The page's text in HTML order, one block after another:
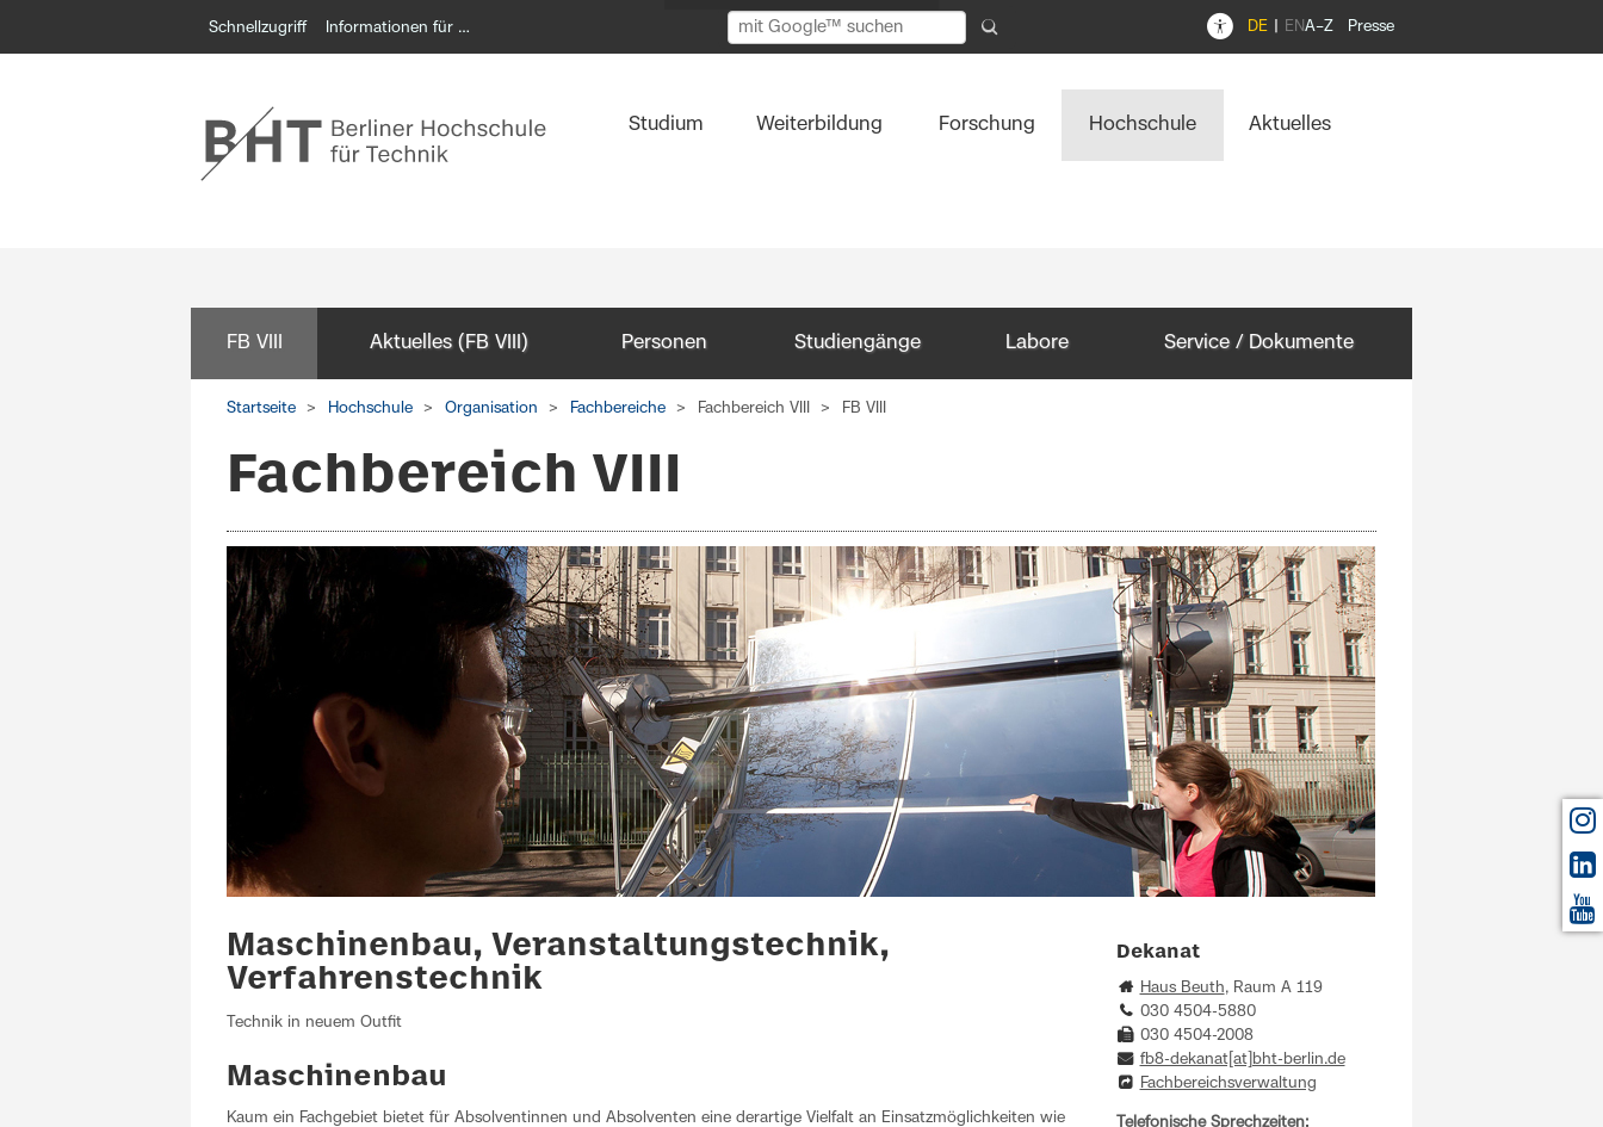
Schnellzugriff Informationen für … A–Z Presse
DE EN
Studium Weiterbildung Forschung Hochschule Aktuelles
FB VIII Aktuelles (FB VIII) Personen Studiengänge Labore Service / Dokumente
Startseite Hochschule Organisation Fachbereiche Fachbereich VIII FB VIII
Fachbereich VIII
Maschinenbau, Veranstaltungstechnik,
Verfahrenstechnik
Technik in neuem Outfit
Maschinenbau
Kaum ein Fachgebiet bietet für Absolventinnen und Absolventen eine derartige Vielfalt an Einsatzmöglichkeiten wie
Dekanat
Haus Beuth, Raum A 119
030 4504-5880
030 4504-2008
fb8-dekanat[at]bht-berlin.de
Fachbereichsverwaltung
Telefonische Sprechzeiten: